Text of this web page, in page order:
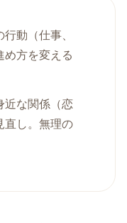
行動（仕事、
め方を変える
近な関係（恋
直し。無理の